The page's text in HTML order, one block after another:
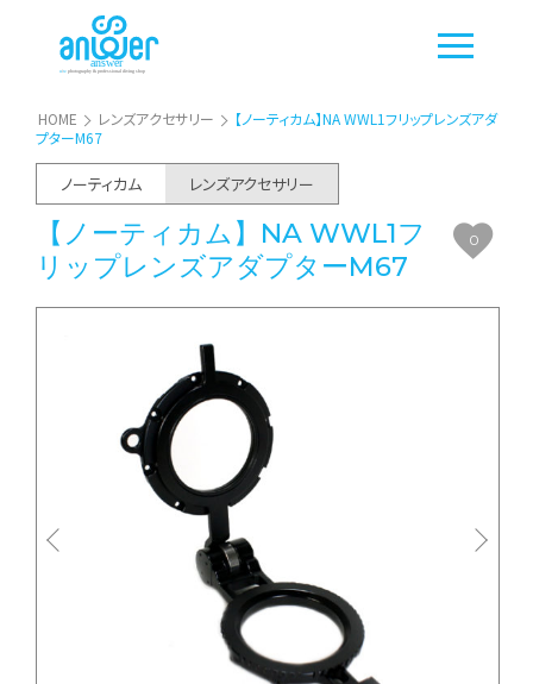
HOME レンズアクセサリー
【ノーティカム】NA WWL1フリップレンズアダ
プターM67
ノーティカム レンズアクセサリー
【ノーティカム】NA WWL1フ
リップレンズアダプターM67
0